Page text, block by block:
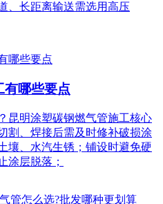
、长距离输送需选用高压
有哪些要点
昆明涂塑碳钢燃气管施工核心
割、焊接后需及时修补破损涂
壤、水汽生锈；铺设时避免硬
涂层脱落；